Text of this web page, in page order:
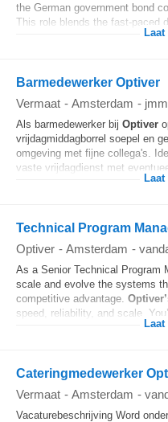
the German government bond
This role blends the fast-paced
Barmedewerker Optiver
Vermaat - Amsterdam -
Als barmedewerker bij Optiver
vrijdagmiddagborrel soepel en
omgeving met fijne collega's.
vaste vrijdagdienst met
Technical Program
Optiver - Amsterdam -
As a Senior Technical Program
scale and evolve the systems
competitive advantage.
speed, reliability, and scale.
Cateringmedewerker
Vermaat - Amsterdam -
Vacaturebeschrijving Word